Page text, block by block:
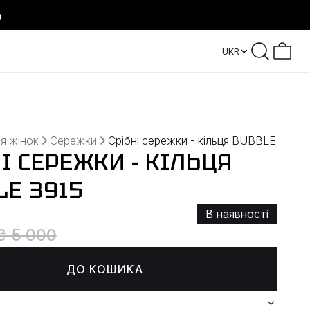
UKR
жінок Сережки Срібні сережки - кільця BUBBLE
СЕРЕЖКИ - КІЛЬЦЯ
3915
В наявності
5 000
ДО КОШИКА